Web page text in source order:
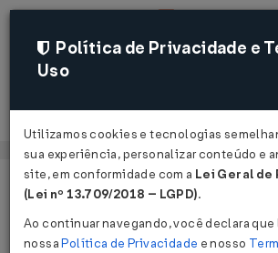
Página Inicial Legislações
Convênio ICMS Nº
Política de Privacidade e
Uso
Utilizamos cookies e tecnologias
sua experiência, personalizar conteúdo e
site, em conformidade com a Lei Geral de
(Lei nº 13.709/2018 – LGPD).
Ao continuar navegando, você declara
nossaPolítica de Privacidade e nosso